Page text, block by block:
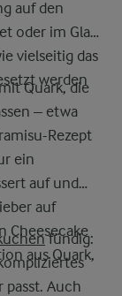
auf den
oder im Glas
vielseitig das
werden
Quark, die
– etwa
Rezept
ein
auf und
auf
Cheesecake
aus Quark,
fündig:
passt. Auch